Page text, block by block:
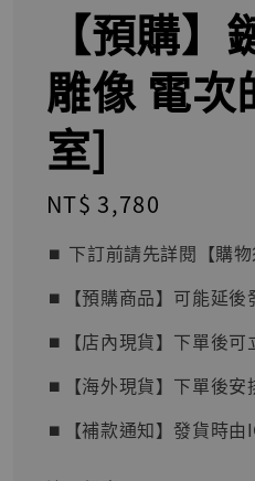
【預購
雕像 電次
室]
Regular
price
NT$ 3,780
⏹︎ 下訂前請先詳閱【購物
⏹︎【預購商品】可能延後
⏹︎【店內現貨】下單後可
⏹︎【海外現貨】下單後安
⏹︎【補款通知】發貨時由